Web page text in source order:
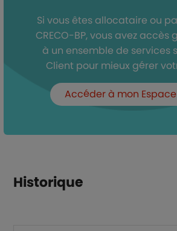
Si vous êtes allocataire ou
CRECO-BP, vous avez
à un ensemble de services
Client pour mieux gérer
Accéder à mon
Historique